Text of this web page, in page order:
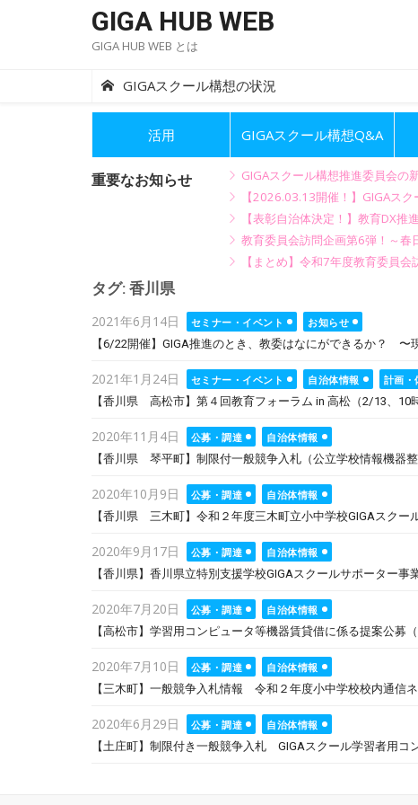
GIGA HUB WEB
GIGA HUB WEB とは
GIGAスクール構想の状況
活用 GIGAスクール構想Q&A
重要なお知らせ
GIGAスクール構想推進委員会の
【2026.03.13開催！】GIGAス
【表彰自治体決定！】教育DX推
教育委員会訪問企画第6弾！～
【まとめ】令和7年度教育委員会
タグ: 香川県
Posted
on
2021年6月14日 セミナー・イベント
お知らせ
【6/22開催】GIGA推進のとき、教委はなにができるか？
Posted
on
2021年1月24日 セミナー・イベント 自治体情報 計画・
【香川県 高松市】第４回教育フォーラム in 高松（2/13、10
Posted
on
2020年11月4日 公募・調達
自治体情報
【香川県 琴平町】制限付一般競争入札（公立学校情報機器
Posted
on
2020年10月9日 公募・調達
自治体情報
【香川県 三木町】令和２年度三木町立小中学校GIGAスク
Posted
on
2020年9月17日 公募・調達
自治体情報
【香川県】香川県立特別支援学校GIGAスクールサポーター
Posted
on
2020年7月20日 公募・調達
自治体情報
【高松市】学習用コンピュータ等機器賃貸借に係る提案公募
Posted
on
2020年7月10日 公募・調達
自治体情報
【三木町】一般競争入札情報 令和２年度小中学校校内通信
Posted
on
2020年6月29日 公募・調達
自治体情報
【土庄町】制限付き一般競争入札 GIGAスクール学習者用コ